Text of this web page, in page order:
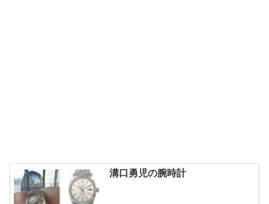
溝口勇児の腕時計